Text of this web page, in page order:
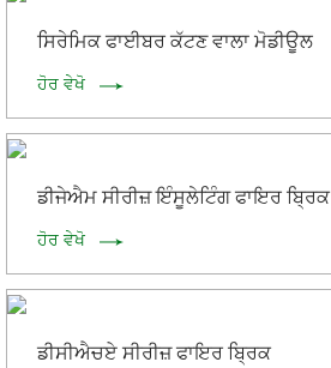
ਸਿਰੇਮਿਕ ਫਾਈਬਰ ਕੱਟਣ ਵਾਲਾ ਮੋਡੀਊਲ
ਹੋਰ ਵੇਖੋ
ਡੀਜੇਐਮ ਸੀਰੀਜ਼ ਇੰਸੂਲੇਟਿੰਗ ਫਾਇਰ ਬ੍ਰਿਕ
ਹੋਰ ਵੇਖੋ
ਡੀਸੀਐਚਏ ਸੀਰੀਜ਼ ਫਾਇਰ ਬ੍ਰਿਕ